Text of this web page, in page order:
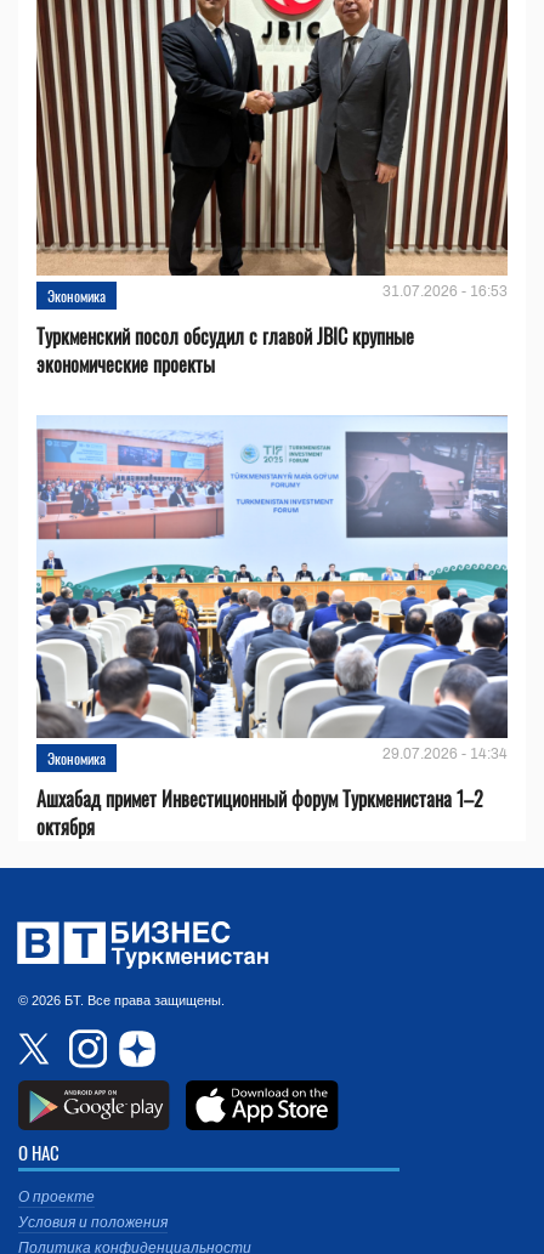
Экономика 31.07.2026 - 16:53
Туркменский посол обсудил с главой JBIC крупные
экономические проекты
Экономика 29.07.2026 - 14:34
Ашхабад примет Инвестиционный форум Туркменистана 1–2
октября
© 2026 БТ. Все права защищены.
О НАС
О проекте
Условия и положения
Политика конфиденциальности